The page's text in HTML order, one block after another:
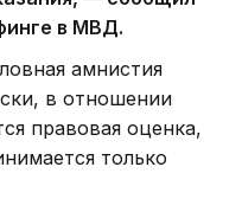
в МВД.
амнистия
в отношении
правовая оценка,
только